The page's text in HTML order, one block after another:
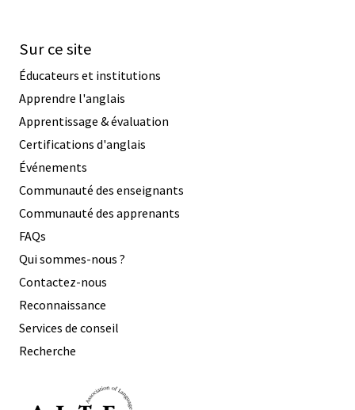
Sur ce site
Éducateurs et institutions
Apprendre l'anglais
Apprentissage & évaluation
Certifications d'anglais
Événements
Communauté des enseignants
Communauté des apprenants
FAQs
Qui sommes-nous ?
Contactez-nous
Reconnaissance
Services de conseil
Recherche